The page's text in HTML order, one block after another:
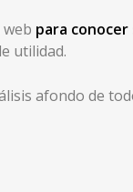
para
utilidad.
afondo de